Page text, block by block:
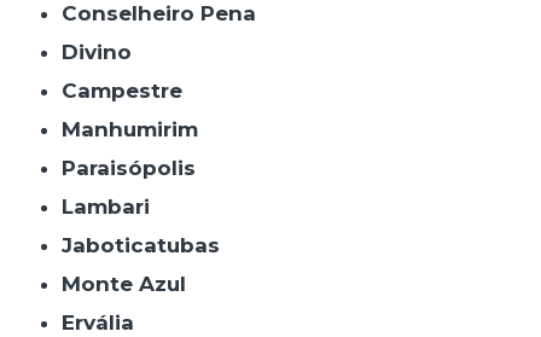
Conselheiro Pena
Divino
Campestre
Manhumirim
Paraisópolis
Lambari
Jaboticatubas
Monte Azul
Ervália